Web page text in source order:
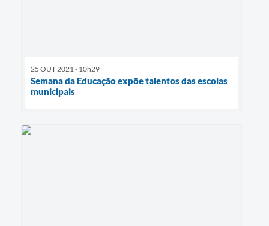
25 OUT 2021 - 10h29
Semana da Educação expõe talentos das escolas
municipais